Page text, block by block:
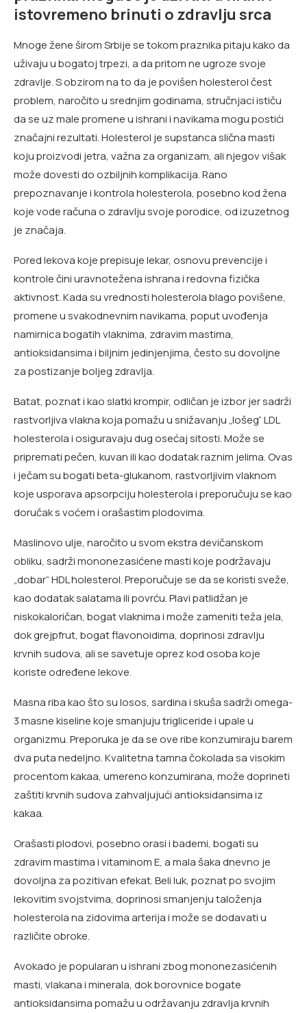
istovremeno brinuti o zdravlju srca
Mnoge žene širom Srbije se tokom praznika pitaju kako da
uživaju u bogatoj trpezi, a da pritom ne ugroze svoje
zdravlje. S obzirom na to da je povišen holesterol čest
problem, naročito u srednjim godinama, stručnjaci ističu
da se uz male promene u ishrani i navikama mogu postići
značajni rezultati. Holesterol je supstanca slična masti
koju proizvodi jetra, važna za organizam, ali njegov višak
može dovesti do ozbiljnih komplikacija. Rano
prepoznavanje i kontrola holesterola, posebno kod žena
koje vode računa o zdravlju svoje porodice, od izuzetnog
je značaja.
Pored lekova koje prepisuje lekar, osnovu prevencije i
kontrole čini uravnotežena ishrana i redovna fizička
aktivnost. Kada su vrednosti holesterola blago povišene,
promene u svakodnevnim navikama, poput uvođenja
namirnica bogatih vlaknima, zdravim mastima,
antioksidansima i biljnim jedinjenjima, često su dovoljne
za postizanje boljeg zdravlja.
Batat, poznat i kao slatki krompir, odličan je izbor jer sadrži
rastvorljiva vlakna koja pomažu u snižavanju „lošeg“ LDL
holesterola i osiguravaju dug osećaj sitosti. Može se
pripremati pečen, kuvan ili kao dodatak raznim jelima. Ovas
i ječam su bogati beta-glukanom, rastvorljivim vlaknom
koje usporava apsorpciju holesterola i preporučuju se kao
doručak s voćem i orašastim plodovima.
Maslinovo ulje, naročito u svom ekstra devičanskom
obliku, sadrži mononezasićene masti koje podržavaju
„dobar“ HDL holesterol. Preporučuje se da se koristi sveže,
kao dodatak salatama ili povrću. Plavi patlidžan je
niskokaloričan, bogat vlaknima i može zameniti teža jela,
dok grejpfrut, bogat flavonoidima, doprinosi zdravlju
krvnih sudova, ali se savetuje oprez kod osoba koje
koriste određene lekove.
Masna riba kao što su losos, sardina i skuša sadrži omega-
3 masne kiseline koje smanjuju trigliceride i upale u
organizmu. Preporuka je da se ove ribe konzumiraju barem
dva puta nedeljno. Kvalitetna tamna čokolada sa visokim
procentom kakaa, umereno konzumirana, može doprineti
zaštiti krvnih sudova zahvaljujući antioksidansima iz
kakaa.
Orašasti plodovi, posebno orasi i bademi, bogati su
zdravim mastima i vitaminom E, a mala šaka dnevno je
dovoljna za pozitivan efekat. Beli luk, poznat po svojim
lekovitim svojstvima, doprinosi smanjenju taloženja
holesterola na zidovima arterija i može se dodavati u
različite obroke.
Avokado je popularan u ishrani zbog mononezasićenih
masti, vlakana i minerala, dok borovnice bogate
antioksidansima pomažu u održavanju zdravlja krvnih